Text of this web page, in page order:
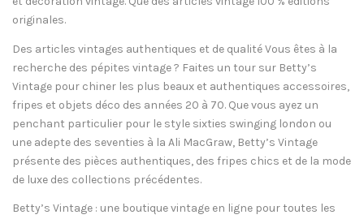
originales.
Des articles vintages authentiques et de qualité Vous êtes à la
recherche des pépites vintage ? Faites un tour sur Betty’s
Vintage pour chiner les plus beaux et authentiques accessoires,
fripes et objets déco des années 20 à 70. Que vous ayez un
penchant particulier pour le style sixties swinging london ou
une adepte des seventies à la Ali MacGraw, Betty’s Vintage
présente des pièces authentiques, des fripes chics et de la mode
de luxe des collections précédentes.
Betty’s Vintage : une boutique vintage en ligne pour toutes les